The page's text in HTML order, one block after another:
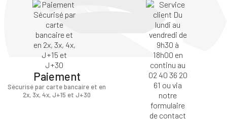
Paiement
Sécurisé par carte bancaire et en
2x, 3x, 4x, J+15 et J+30